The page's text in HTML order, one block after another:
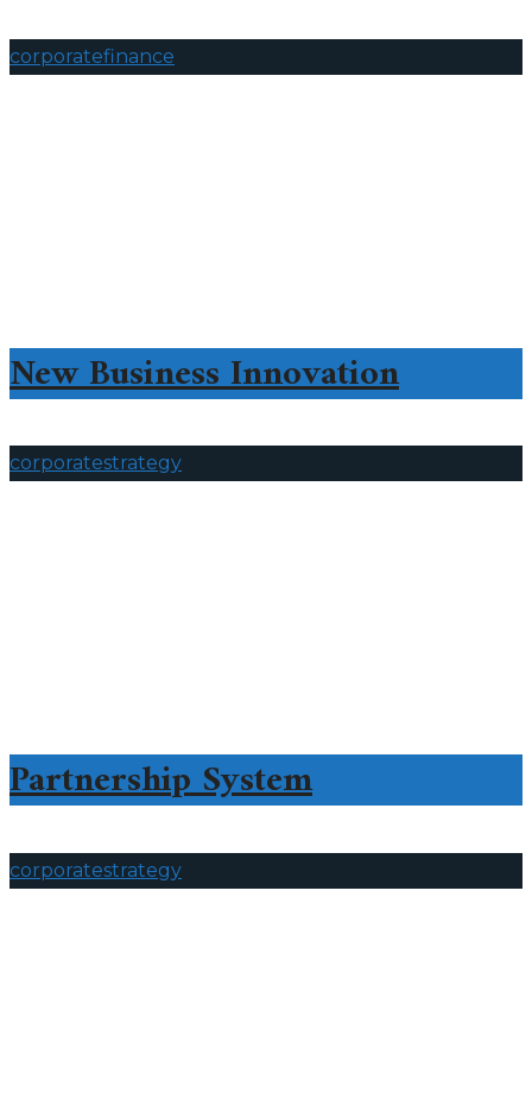
corporatefinance
New Business Innovation
corporatestrategy
Partnership System
corporatestrategy